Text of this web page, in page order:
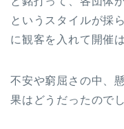
というスタイルが採
に観客を入れて開催
不安や窮屈さの中、
果はどうだったので